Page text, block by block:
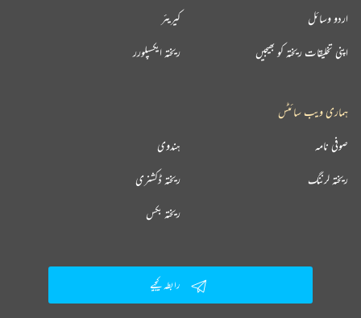
اردو وسائل
اپنی تخلیقات ریختہ کو بھیجیں
کیریئر
ریختہ ایکسپلورر
ہماری ویب سائٹس
ہندوی صوفی نامہ
ریختہ ڈکشنری ریختہ لرننگ
ریختہ بکس
رابطہ کیجیے